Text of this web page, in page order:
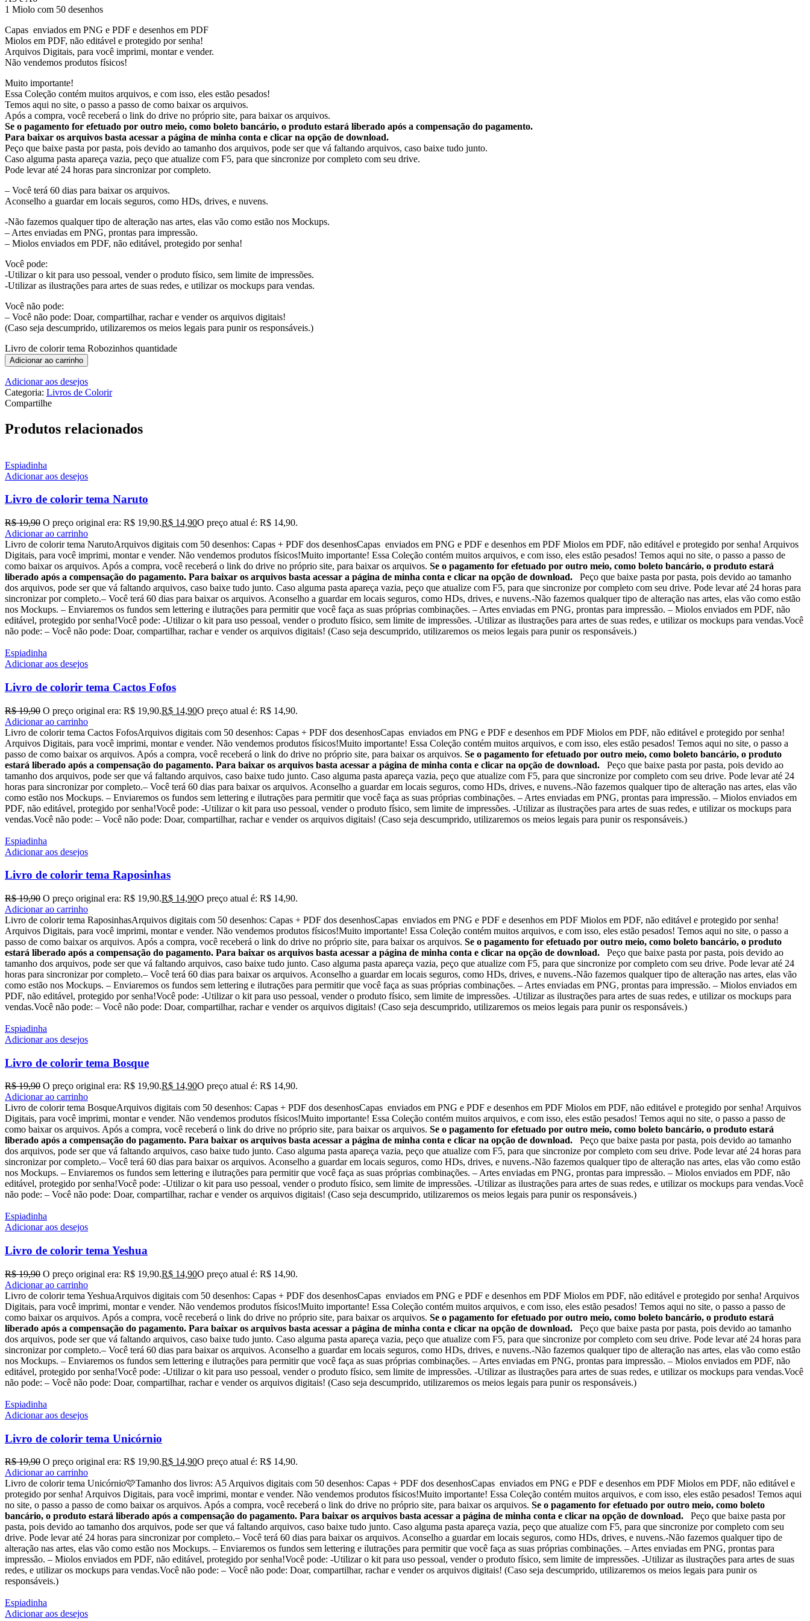
1 Miolo com 50 desenhos
Capas enviados em PNG e PDF e desenhos em PDF
Miolos em PDF, não editável e protegido por senha!
Arquivos Digitais, para você imprimi, montar e vender.
Não vendemos produtos físicos!
Muito importante!
Essa Coleção contém muitos arquivos, e com isso, eles estão pesados!
Temos aqui no site, o passo a passo de como baixar os arquivos.
Após a compra, você receberá o link do drive no próprio site, para baixar os arquivos.
Se o pagamento for efetuado por outro meio, como boleto bancário, o produto estará liberado após a compensação do pagamento.
Para baixar os arquivos basta acessar a página de minha conta e clicar na opção de download.
Peço que baixe pasta por pasta, pois devido ao tamanho dos arquivos, pode ser que vá faltando arquivos, caso baixe tudo junto.
Caso alguma pasta apareça vazia, peço que atualize com F5, para que sincronize por completo com seu drive.
Pode levar até 24 horas para sincronizar por completo.
– Você terá 60 dias para baixar os arquivos.
Aconselho a guardar em locais seguros, como HDs, drives, e nuvens.
-Não fazemos qualquer tipo de alteração nas artes, elas vão como estão nos Mockups.
– Artes enviadas em PNG, prontas para impressão.
– Miolos enviados em PDF, não editável, protegido por senha!
Você pode:
-Utilizar o kit para uso pessoal, vender o produto físico, sem limite de impressões.
-Utilizar as ilustrações para artes de suas redes, e utilizar os mockups para vendas.
Você não pode:
– Você não pode: Doar, compartilhar, rachar e vender os arquivos digitais!
(Caso seja descumprido, utilizaremos os meios legais para punir os responsáveis.)
Livro de colorir tema Robozinhos quantidade
Adicionar ao carrinho
Adicionar aos desejos
Categoria: Livros de Colorir
Compartilhe
Produtos relacionados
Espiadinha
Adicionar aos desejos
Livro de colorir tema Naruto
R$19,90 O preço original era: R$ 19,90.R$ 14,90O preço atual é: R$ 14,90.
Adicionar ao carrinho
Livro de colorir tema NarutoArquivos digitais com 50 desenhos: Capas + PDF dos desenhosCapas enviados em PNG e PDF e desenhos em PDF Miolos em PDF, não editável e protegido por senha! Arquivos
Digitais, para você imprimi, montar e vender. Não vendemos produtos físicos!Muito importante! Essa Coleção contém muitos arquivos, e com isso, eles estão pesados! Temos aqui no site, o passo a passo de
como baixar os arquivos. Após a compra, você receberá o link do drive no próprio site, para baixar os arquivos. Se o pagamento for efetuado por outro meio, como boleto bancário, o produto estará
liberado após a compensação do pagamento. Para baixar os arquivos basta acessar a página de minha conta e clicar na opção de download.
Peço que baixe pasta por pasta, pois devido ao tamanho
dos arquivos, pode ser que vá faltando arquivos, caso baixe tudo junto. Caso alguma pasta apareça vazia, peço que atualize com F5, para que sincronize por completo com seu drive. Pode levar até 24 horas para
sincronizar por completo.– Você terá 60 dias para baixar os arquivos. Aconselho a guardar em locais seguros, como HDs, drives, e nuvens.-Não fazemos qualquer tipo de alteração nas artes, elas vão como estão
nos Mockups. – Enviaremos os fundos sem lettering e ilutrações para permitir que você faça as suas próprias combinações. – Artes enviadas em PNG, prontas para impressão. – Miolos enviados em PDF, não
editável, protegido por senha!Você pode: -Utilizar o kit para uso pessoal, vender o produto físico, sem limite de impressões. -Utilizar as ilustrações para artes de suas redes, e utilizar os mockups para vendas.Você
não pode: – Você não pode: Doar, compartilhar, rachar e vender os arquivos digitais! (Caso seja descumprido, utilizaremos os meios legais para punir os responsáveis.)
Espiadinha
Adicionar aos desejos
Livro de colorir tema Cactos Fofos
R$19,90 O preço original era: R$ 19,90.R$ 14,90O preço atual é: R$ 14,90.
Adicionar ao carrinho
Livro de colorir tema Cactos FofosArquivos digitais com 50 desenhos: Capas + PDF dos desenhosCapas enviados em PNG e PDF e desenhos em PDF Miolos em PDF, não editável e protegido por senha!
Arquivos Digitais, para você imprimi, montar e vender. Não vendemos produtos físicos!Muito importante! Essa Coleção contém muitos arquivos, e com isso, eles estão pesados! Temos aqui no site, o passo a
passo de como baixar os arquivos. Após a compra, você receberá o link do drive no próprio site, para baixar os arquivos. Se o pagamento for efetuado por outro meio, como boleto bancário, o produto
estará liberado após a compensação do pagamento. Para baixar os arquivos basta acessar a página de minha conta e clicar na opção de download.
Peço que baixe pasta por pasta, pois devido ao
tamanho dos arquivos, pode ser que vá faltando arquivos, caso baixe tudo junto. Caso alguma pasta apareça vazia, peço que atualize com F5, para que sincronize por completo com seu drive. Pode levar até 24
horas para sincronizar por completo.– Você terá 60 dias para baixar os arquivos. Aconselho a guardar em locais seguros, como HDs, drives, e nuvens.-Não fazemos qualquer tipo de alteração nas artes, elas vão
como estão nos Mockups. – Enviaremos os fundos sem lettering e ilutrações para permitir que você faça as suas próprias combinações. – Artes enviadas em PNG, prontas para impressão. – Miolos enviados em
PDF, não editável, protegido por senha!Você pode: -Utilizar o kit para uso pessoal, vender o produto físico, sem limite de impressões. -Utilizar as ilustrações para artes de suas redes, e utilizar os mockups para
vendas.Você não pode: – Você não pode: Doar, compartilhar, rachar e vender os arquivos digitais! (Caso seja descumprido, utilizaremos os meios legais para punir os responsáveis.)
Espiadinha
Adicionar aos desejos
Livro de colorir tema Raposinhas
R$19,90 O preço original era: R$ 19,90.R$ 14,90O preço atual é: R$ 14,90.
Adicionar ao carrinho
Livro de colorir tema RaposinhasArquivos digitais com 50 desenhos: Capas + PDF dos desenhosCapas enviados em PNG e PDF e desenhos em PDF Miolos em PDF, não editável e protegido por senha!
Arquivos Digitais, para você imprimi, montar e vender. Não vendemos produtos físicos!Muito importante! Essa Coleção contém muitos arquivos, e com isso, eles estão pesados! Temos aqui no site, o passo a
passo de como baixar os arquivos. Após a compra, você receberá o link do drive no próprio site, para baixar os arquivos. Se o pagamento for efetuado por outro meio, como boleto bancário, o produto
estará liberado após a compensação do pagamento. Para baixar os arquivos basta acessar a página de minha conta e clicar na opção de download.
Peço que baixe pasta por pasta, pois devido ao
tamanho dos arquivos, pode ser que vá faltando arquivos, caso baixe tudo junto. Caso alguma pasta apareça vazia, peço que atualize com F5, para que sincronize por completo com seu drive. Pode levar até 24
horas para sincronizar por completo.– Você terá 60 dias para baixar os arquivos. Aconselho a guardar em locais seguros, como HDs, drives, e nuvens.-Não fazemos qualquer tipo de alteração nas artes, elas vão
como estão nos Mockups. – Enviaremos os fundos sem lettering e ilutrações para permitir que você faça as suas próprias combinações. – Artes enviadas em PNG, prontas para impressão. – Miolos enviados em
PDF, não editável, protegido por senha!Você pode: -Utilizar o kit para uso pessoal, vender o produto físico, sem limite de impressões. -Utilizar as ilustrações para artes de suas redes, e utilizar os mockups para
vendas.Você não pode: – Você não pode: Doar, compartilhar, rachar e vender os arquivos digitais! (Caso seja descumprido, utilizaremos os meios legais para punir os responsáveis.)
Espiadinha
Adicionar aos desejos
Livro de colorir tema Bosque
R$19,90 O preço original era: R$ 19,90.R$ 14,90O preço atual é: R$ 14,90.
Adicionar ao carrinho
Livro de colorir tema BosqueArquivos digitais com 50 desenhos: Capas + PDF dos desenhosCapas enviados em PNG e PDF e desenhos em PDF Miolos em PDF, não editável e protegido por senha! Arquivos
Digitais, para você imprimi, montar e vender. Não vendemos produtos físicos!Muito importante! Essa Coleção contém muitos arquivos, e com isso, eles estão pesados! Temos aqui no site, o passo a passo de
como baixar os arquivos. Após a compra, você receberá o link do drive no próprio site, para baixar os arquivos. Se o pagamento for efetuado por outro meio, como boleto bancário, o produto estará
liberado após a compensação do pagamento. Para baixar os arquivos basta acessar a página de minha conta e clicar na opção de download.
Peço que baixe pasta por pasta, pois devido ao tamanho
dos arquivos, pode ser que vá faltando arquivos, caso baixe tudo junto. Caso alguma pasta apareça vazia, peço que atualize com F5, para que sincronize por completo com seu drive. Pode levar até 24 horas para
sincronizar por completo.– Você terá 60 dias para baixar os arquivos. Aconselho a guardar em locais seguros, como HDs, drives, e nuvens.-Não fazemos qualquer tipo de alteração nas artes, elas vão como estão
nos Mockups. – Enviaremos os fundos sem lettering e ilutrações para permitir que você faça as suas próprias combinações. – Artes enviadas em PNG, prontas para impressão. – Miolos enviados em PDF, não
editável, protegido por senha!Você pode: -Utilizar o kit para uso pessoal, vender o produto físico, sem limite de impressões. -Utilizar as ilustrações para artes de suas redes, e utilizar os mockups para vendas.Você
não pode: – Você não pode: Doar, compartilhar, rachar e vender os arquivos digitais! (Caso seja descumprido, utilizaremos os meios legais para punir os responsáveis.)
Espiadinha
Adicionar aos desejos
Livro de colorir tema Yeshua
R$19,90 O preço original era: R$ 19,90.R$ 14,90O preço atual é: R$ 14,90.
Adicionar ao carrinho
Livro de colorir tema YeshuaArquivos digitais com 50 desenhos: Capas + PDF dos desenhosCapas enviados em PNG e PDF e desenhos em PDF Miolos em PDF, não editável e protegido por senha! Arquivos
Digitais, para você imprimi, montar e vender. Não vendemos produtos físicos!Muito importante! Essa Coleção contém muitos arquivos, e com isso, eles estão pesados! Temos aqui no site, o passo a passo de
como baixar os arquivos. Após a compra, você receberá o link do drive no próprio site, para baixar os arquivos. Se o pagamento for efetuado por outro meio, como boleto bancário, o produto estará
liberado após a compensação do pagamento. Para baixar os arquivos basta acessar a página de minha conta e clicar na opção de download.
Peço que baixe pasta por pasta, pois devido ao tamanho
dos arquivos, pode ser que vá faltando arquivos, caso baixe tudo junto. Caso alguma pasta apareça vazia, peço que atualize com F5, para que sincronize por completo com seu drive. Pode levar até 24 horas para
sincronizar por completo.– Você terá 60 dias para baixar os arquivos. Aconselho a guardar em locais seguros, como HDs, drives, e nuvens.-Não fazemos qualquer tipo de alteração nas artes, elas vão como estão
nos Mockups. – Enviaremos os fundos sem lettering e ilutrações para permitir que você faça as suas próprias combinações. – Artes enviadas em PNG, prontas para impressão. – Miolos enviados em PDF, não
editável, protegido por senha!Você pode: -Utilizar o kit para uso pessoal, vender o produto físico, sem limite de impressões. -Utilizar as ilustrações para artes de suas redes, e utilizar os mockups para vendas.Você
não pode: – Você não pode: Doar, compartilhar, rachar e vender os arquivos digitais! (Caso seja descumprido, utilizaremos os meios legais para punir os responsáveis.)
Espiadinha
Adicionar aos desejos
Livro de colorir tema Unicórnio
R$19,90 O preço original era: R$ 19,90.R$ 14,90O preço atual é: R$ 14,90.
Adicionar ao carrinho
Livro de colorir tema Unicórnio🩷Tamanho dos livros: A5 Arquivos digitais com 50 desenhos: Capas + PDF dos desenhosCapas enviados em PNG e PDF e desenhos em PDF Miolos em PDF, não editável e
protegido por senha! Arquivos Digitais, para você imprimi, montar e vender. Não vendemos produtos físicos!Muito importante! Essa Coleção contém muitos arquivos, e com isso, eles estão pesados! Temos aqui
no site, o passo a passo de como baixar os arquivos. Após a compra, você receberá o link do drive no próprio site, para baixar os arquivos. Se o pagamento for efetuado por outro meio, como boleto
bancário, o produto estará liberado após a compensação do pagamento. Para baixar os arquivos basta acessar a página de minha conta e clicar na opção de download.
Peço que baixe pasta por
pasta, pois devido ao tamanho dos arquivos, pode ser que vá faltando arquivos, caso baixe tudo junto. Caso alguma pasta apareça vazia, peço que atualize com F5, para que sincronize por completo com seu
drive. Pode levar até 24 horas para sincronizar por completo.– Você terá 60 dias para baixar os arquivos. Aconselho a guardar em locais seguros, como HDs, drives, e nuvens.-Não fazemos qualquer tipo de
alteração nas artes, elas vão como estão nos Mockups. – Enviaremos os fundos sem lettering e ilutrações para permitir que você faça as suas próprias combinações. – Artes enviadas em PNG, prontas para
impressão. – Miolos enviados em PDF, não editável, protegido por senha!Você pode: -Utilizar o kit para uso pessoal, vender o produto físico, sem limite de impressões. -Utilizar as ilustrações para artes de suas
redes, e utilizar os mockups para vendas.Você não pode: – Você não pode: Doar, compartilhar, rachar e vender os arquivos digitais! (Caso seja descumprido, utilizaremos os meios legais para punir os
responsáveis.)
Espiadinha
Adicionar aos desejos